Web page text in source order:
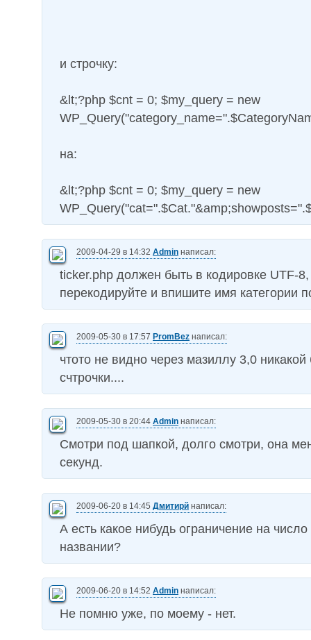
и строчку:
&lt;?php $cnt = 0; $my_query = new
на:
&lt;?php $cnt = 0; $my_query = new
2009-04-29 в 14:32 Admin написал:
ticker.php должен быть в кодировке UTF-8,
перекодируйте и впишите имя категории
2009-05-30 в 17:57 PromBez написал:
чтото не видно через мазиллу 3,0
счтрочки....
2009-05-30 в 20:44 Admin написал:
Смотри под шапкой, долго смотри, она
секунд.
2009-06-20 в 14:45 Дмитирй написал:
А есть какое нибудь ограничение на
названии?
2009-06-20 в 14:52 Admin написал:
Не помню уже, по моему - нет.